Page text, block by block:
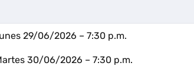
29/06/2026 – 7:30 p.m.
30/06/2026 – 7:30 p.m.